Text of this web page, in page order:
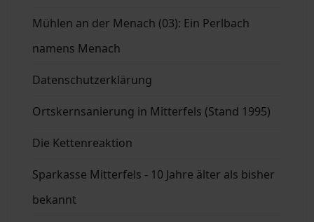
Mühlen an der Menach (03): Ein Perlbach
namens Menach
Datenschutzerklärung
Ortskernsanierung in Mitterfels (Stand 1995)
Die Kettenreaktion
Sparkasse Mitterfels - 10 Jahre älter als bisher
bekannt